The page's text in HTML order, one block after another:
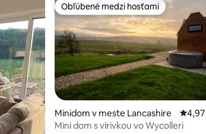
Obľúbené medzi hosťami
Obľúbené medzi hosťami
Minidom v meste Lancashire
Mini dom s vírivkou vo Wycolleri